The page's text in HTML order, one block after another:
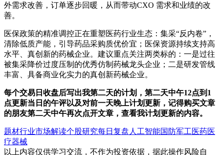
外需求改善，订单逐步回暖，从而带动CXO 需求和业绩的改
善。
医保政策的精准调控正在重塑医药行业生态：集采“反内卷”，
清除低质产能，引导药品采购质优价宜；医保资源持续支持高
水平、真创新的药械企业。建议重点关注两类标的：一是过往
被集采降价过度压制的优秀仿制药械龙头企业；二是研发管线
丰富、具备商业化实力的真创新药械企业。
每个交易日 收盘后写出我第二天的计划，第二天中午12点到1
点更新当日的午评以及对前一天晚上计划更新，记得购买文章
的朋友第二天中午再次点开文章，查看我计划更新的内容。
题材行业市场解读个股研究每日复盘 人工智能国防军工医药医
疗器械
以上内容仅供学习交流，不作为投资依据，据此操作风险自